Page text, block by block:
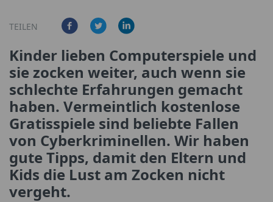
TEILEN
Kinder lieben Computerspiele und
sie zocken weiter, auch wenn sie
schlechte Erfahrungen gemacht
haben. Vermeintlich kostenlose
Gratisspiele sind beliebte Fallen
von Cyberkriminellen. Wir haben
gute Tipps, damit den Eltern und
Kids die Lust am Zocken nicht
vergeht.